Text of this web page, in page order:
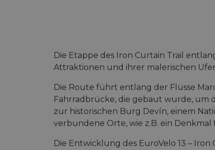
Die Etappe des Iron Curtain Trail
Attraktionen und ihrer malerischen
Die Route führt entlang der Flüsse
Fahrradbrücke, die gebaut wurde, um
zur historischen Burg Devín, einem
verbundene Orte, wie z.B. ein
Die Entwicklung des EuroVelo 13 –